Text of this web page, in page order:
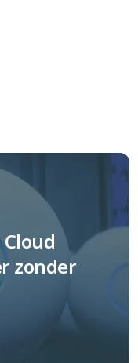
zonder